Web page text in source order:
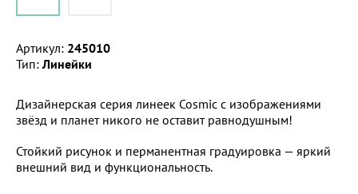
Артикул: 245010
Тип:Линейки
Дизайнерская серия линеек Cosmic с изображениями
звёзд и планет никого не оставит равнодушным!
Стойкий рисунок и перманентная градуировка — яркий
внешний вид и функциональность.